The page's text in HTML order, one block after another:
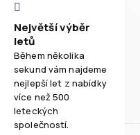
Největší výběr
letů
Během několika
sekund vám najdeme
nejlepší let z nabídky
více než 500
leteckých
společností.